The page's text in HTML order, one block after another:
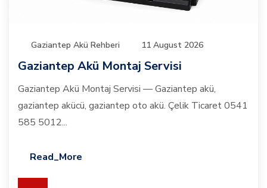
Gaziantep Akü Rehberi 11 August 2026
Gaziantep Akü Montaj Servisi
Gaziantep Akü Montaj Servisi — Gaziantep akü,
gaziantep akücü, gaziantep oto akü. Çelik Ticaret 0541
585 5012...
Read_More